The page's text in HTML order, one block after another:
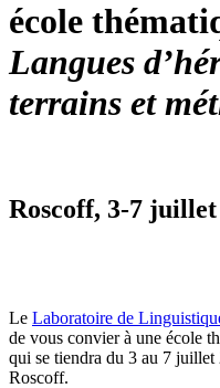
école
Langues
terrains et
Roscoff, 3-7 juillet
Le Laboratoire de
de vous convier à une école
qui se tiendra du 3 au 7
Roscoff.